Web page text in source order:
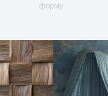
форму .